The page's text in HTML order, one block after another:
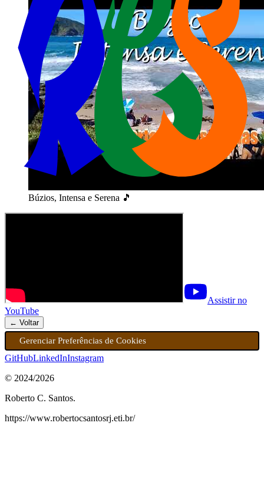
Búzios, Intensa e Serena 🎵
Assistir no
YouTube
← Voltar
Gerenciar Preferências de Cookies
GitHubLinkedInInstagram
© 2024/2026
Roberto C. Santos.
https://www.robertocsantosrj.eti.br/